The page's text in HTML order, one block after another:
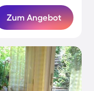
Zum Angebot